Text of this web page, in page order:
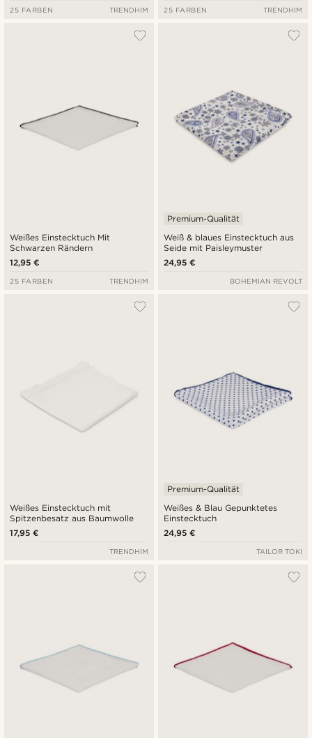
25 FARBEN TRENDHIM 25 FARBEN TRENDHIM
Weißes Einstecktuch Mit
Schwarzen Rändern
12,95 €
25 FARBEN TRENDHIM
Weiß & blaues Einstecktuch aus
Seide mit Paisleymuster
Premium-Qualität
24,95 €
BOHEMIAN REVOLT
Weißes Einstecktuch mit
Spitzenbesatz aus Baumwolle
17,95 €
TRENDHIM
Weißes & Blau Gepunktetes
Einstecktuch
Premium-Qualität
24,95 €
TAILOR TOKI